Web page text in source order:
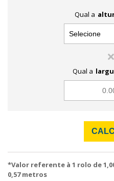
Qual a
Qual a
*Valor referente à 1 rolo de
0,57 metros